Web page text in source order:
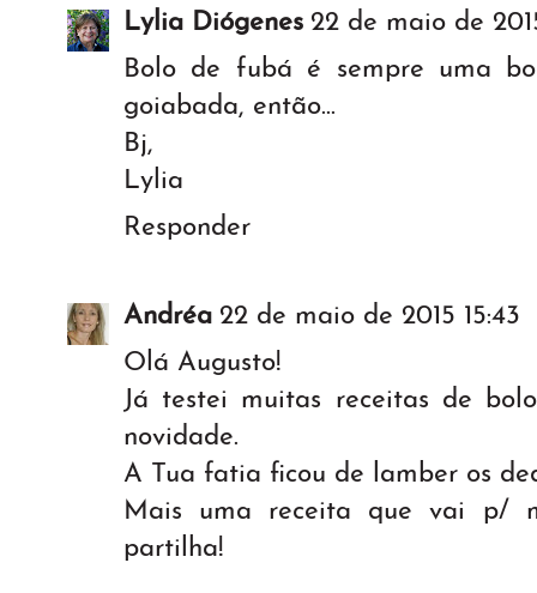
Lylia Diógenes 22 de maio de
Bolo de fubá é sempre uma
goiabada, então...
Bj,
Lylia
Responder
Andréa 22 de maio de 2015 15:43
Olá Augusto!
Já testei muitas receitas de
novidade.
A Tua fatia ficou de lamber os
Mais uma receita que vai p/
partilha!